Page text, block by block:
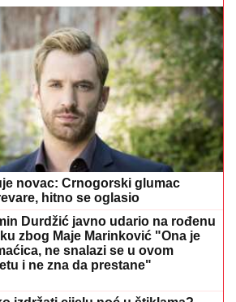
novac: Crnogorski glumac
hitno se oglasio
Durdžić javno udario na rođenu
zbog Maje Marinković "Ona je
ne snalazi se u ovom
i ne zna da prestane"